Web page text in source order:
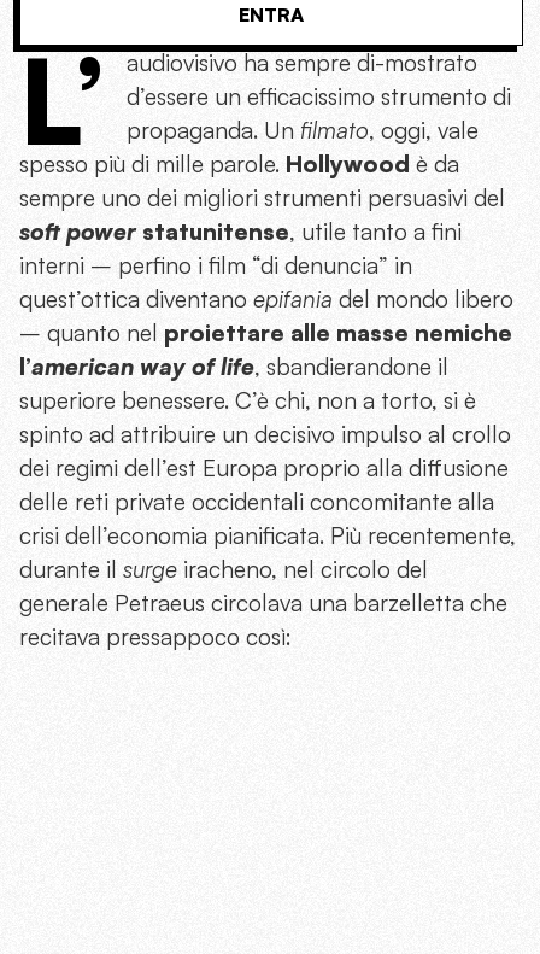
ENTRA
L’
audiovisivo ha sempre di-mostrato
d’essere un efficacissimo strumento di
propaganda. Un filmato, oggi, vale
spesso più di mille parole. Hollywood è da
sempre uno dei migliori strumenti persuasivi del
soft powerstatunitense, utile tanto a fini
interni – perfino i film “di denuncia” in
quest’ottica diventano epifania del mondo libero
– quanto nel proiettare alle masse nemiche
l’american way of life, sbandierandone il
superiore benessere. C’è chi, non a torto, si è
spinto ad attribuire un decisivo impulso al crollo
dei regimi dell’est Europa proprio alla diffusione
delle reti private occidentali concomitante alla
crisi dell’economia pianificata. Più recentemente,
durante il surge iracheno, nel circolo del
generale Petraeus circolava una barzelletta che
recitava pressappoco così: